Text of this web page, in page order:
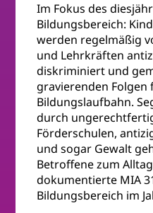
Im Fokus des
Bildungsbereich:
werden regelmäßig
und Lehrkräften
diskriminiert und
gravierenden Folgen
Bildungslaufbahn.
durch
Förderschulen,
und sogar Gewalt
Betroffene zum
dokumentierte MIA
Bildungsbereich im